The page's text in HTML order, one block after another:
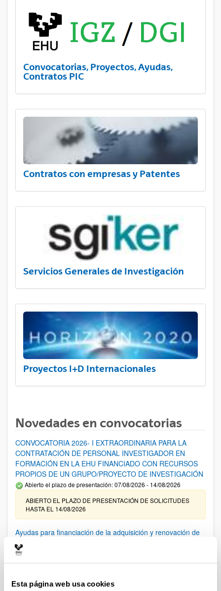
Esta página web usa cookies
Convocatorias, Proyectos, Ayudas,
Contratos PIC
Contratos con empresas y Patentes
Servicios Generales de Investigación
Proyectos I+D Internacionales
Novedades en convocatorias
CONVOCATORIA 2026- I EXTRAORDINARIA PARA LA
CONTRATACIÓN DE PERSONAL INVESTIGADOR EN
FORMACIÓN EN LA EHU FINANCIADO CON RECURSOS
PROPIOS DE UN GRUPO/PROYECTO DE INVESTIGACIÓN
Abierto el plazo de presentación: 07/08/2026 - 14/08/2026
ABIERTO EL PLAZO DE PRESENTACIÓN DE SOLICITUDES
HASTA EL 14/08/2026
Ayudas para financiación de la adquisición y renovación de
infraestructura científica y fondos bibliográficos en la
UPV/EHU 2026
Trámite abierto
25/03/2026: Corrección de errores del listado provisional de
solicitudes admitidas y excluidas. 23/03/2026: Relación